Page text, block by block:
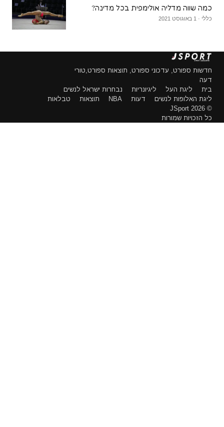
כמה שווה מדליה אולימפית בכל מדינה?
כללי · 1 באוגוסט 2021
חדשות ספורט, עדכוני ספורט, תוצאות ספורט,טורי
דעה
בית
ליגת העל ליגיונריות
נבחרות ישראל לנשים
ליגת האלופות לנשים
דעות NBA תוצאות
טבלאות
© 2026 JSport
כל הזכויות שמורות